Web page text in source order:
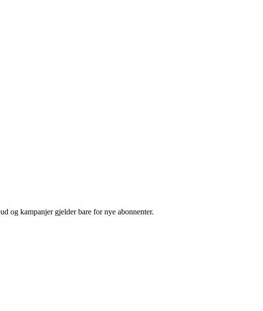
og kampanjer gjelder bare for nye abonnenter.